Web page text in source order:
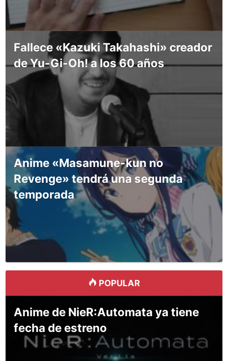
Fallece «Kazuki Takahashi» creador
de Yu-Gi-Oh! a los 60 años
Anime «Masamune-kun no
Revenge» tendrá una segunda
temporada
POPULAR
Anime de NieR:Automata ya tiene
fecha de estreno